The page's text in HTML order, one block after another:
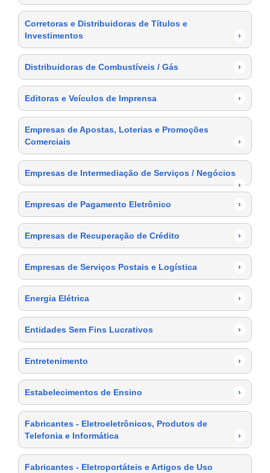
Corretoras e Distribuidoras de Títulos e
Investimentos
›
Distribuidoras de Combustíveis / Gás ›
Editoras e Veículos de Imprensa ›
Empresas de Apostas, Loterias e Promoções
Comerciais
›
Empresas de Intermediação de Serviços / Negócios
›
Empresas de Pagamento Eletrônico
›
Empresas de Recuperação de Crédito ›
Empresas de Serviços Postais e Logística ›
Energia Elétrica ›
Entidades Sem Fins Lucrativos ›
Entretenimento ›
Estabelecimentos de Ensino ›
Fabricantes - Eletroeletrônicos, Produtos de
Telefonia e Informática
›
Fabricantes - Eletroportáteis e Artigos de Uso